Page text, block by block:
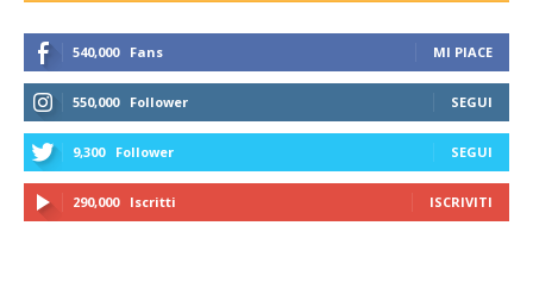
540,000 Fans MI PIACE
550,000 Follower SEGUI
9,300 Follower SEGUI
290,000 Iscritti ISCRIVITI